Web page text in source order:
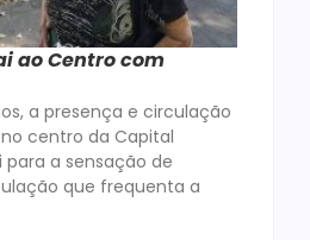
ao Centro com
a presença e circulação
centro da Capital
a sensação de
que frequenta a